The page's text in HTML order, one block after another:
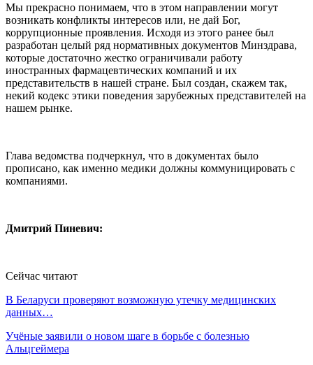
Мы прекрасно понимаем, что в этом направлении могут
возникать конфликты интересов или, не дай Бог,
коррупционные проявления. Исходя из этого ранее был
разработан целый ряд нормативных документов Минздрава,
которые достаточно жестко ограничивали работу
иностранных фармацевтических компаний и их
представительств в нашей стране. Был создан, скажем так,
некий кодекс этики поведения зарубежных представителей на
нашем рынке.
Глава ведомства подчеркнул, что в документах было
прописано, как именно медики должны коммуницировать с
компаниями.
Дмитрий Пиневич:
Сейчас читают
В Беларуси проверяют возможную утечку медицинских
данных…
Учёные заявили о новом шаге в борьбе с болезнью
Альцгеймера